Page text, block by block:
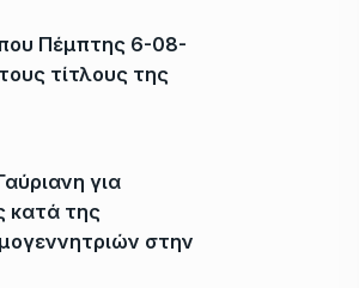
Πέμπτης 6-08-
τίτλους της
για
κατά της
στην